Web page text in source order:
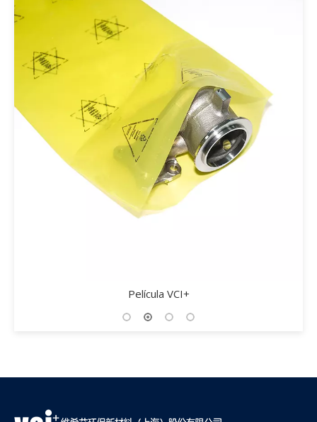
Película VCI+